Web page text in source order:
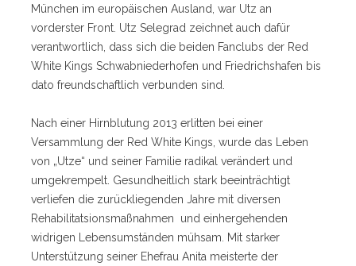
München im europäischen Ausland, war Utz an
vorderster Front. Utz Selegrad zeichnet auch dafür
verantwortlich, dass sich die beiden Fanclubs der Red
White Kings Schwabniederhofen und Friedrichshafen bis
dato freundschaftlich verbunden sind.
Nach einer Hirnblutung 2013 erlitten bei einer
Versammlung der Red White Kings, wurde das Leben
von „Utze“ und seiner Familie radikal verändert und
umgekrempelt. Gesundheitlich stark beeinträchtigt
verliefen die zurückliegenden Jahre mit diversen
Rehabilitatsionsmaßnahmen und einhergehenden
widrigen Lebensumständen mühsam. Mit starker
Unterstützung seiner Ehefrau Anita meisterte der